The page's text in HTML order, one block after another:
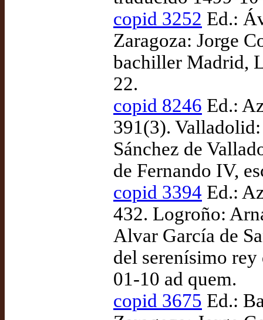
copid 3252 Ed.:
Zaragoza: Jorge
bachiller Madrid,
22.
copid 8246 Ed.:
391(3).
Sánchez de
de Fernando IV,
copid 3394 Ed.:
432. Logroño:
Alvar García de
del serenísimo
01-10 ad quem.
copid 3675 Ed.: